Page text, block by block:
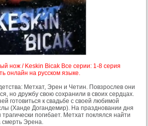
нож / Keskin Bicak Все серии: 1-8 серия
онлайн на русском языке.
Метхат, Эрен и Четин. Повзрослев они
но дружбу свою сохранили в своих сердцах.
готовиться к свадьбе с своей любимой
(Ханде Догандемир). На праздновании дня
погибает. Метхат поклялся найти
смерть Эрена.